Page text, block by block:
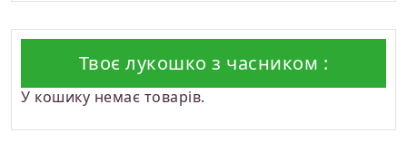
Твоє лукошко з часником :
У кошику немає товарів.